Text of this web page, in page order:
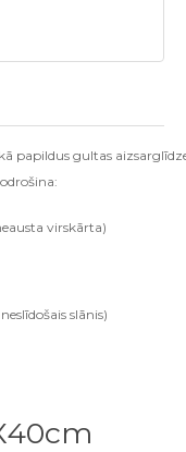
papildus gultas
virskārta)
slānis)